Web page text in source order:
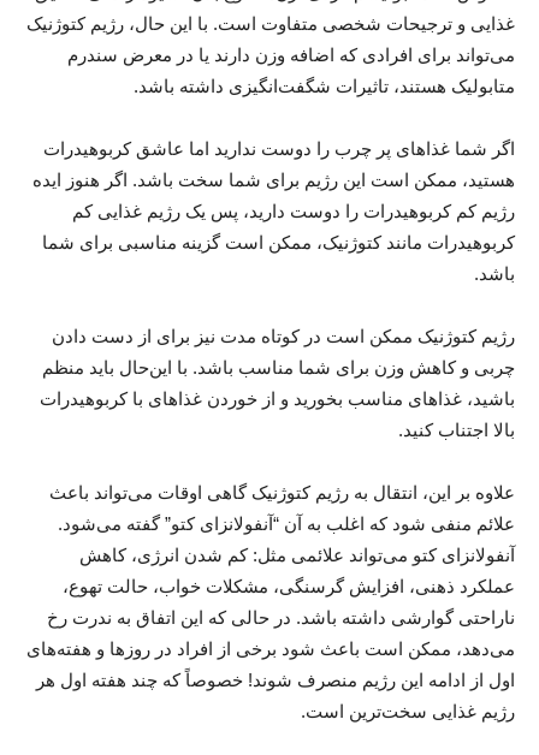
غذایی و ترجیحات شخصی متفاوت است. با این حال، رژیم کتوژنیک
می‌تواند برای افرادی که اضافه وزن دارند یا در معرض سندرم
متابولیک هستند، تاثیرات شگفت‌انگیزی داشته باشد.
اگر شما غذاهای پر چرب را دوست ندارید اما عاشق کربوهیدرات
هستید، ممکن است این رژیم برای شما سخت باشد. اگر هنوز ایده
رژیم کم کربوهیدرات را دوست دارید، پس یک رژیم غذایی کم
کربوهیدرات مانند کتوژنیک، ممکن است گزینه مناسبی برای شما
باشد.
رژیم کتوژنیک ممکن است در کوتاه مدت نیز برای از دست دادن
چربی و کاهش وزن برای شما مناسب باشد. با این‌حال باید منظم
باشید، غذاهای مناسب بخورید و از خوردن غذاهای با کربوهیدرات
بالا اجتناب کنید.
علاوه بر این، انتقال به رژیم کتوژنیک گاهی اوقات می‌تواند باعث
علائم منفی شود که اغلب به آن “آنفولانزای کتو” گفته می‌شود.
آنفولانزای کتو می‌تواند علائمی مثل: کم شدن انرژی، کاهش
عملکرد ذهنی، افزایش گرسنگی، مشکلات خواب، حالت تهوع،
ناراحتی گوارشی داشته باشد. در حالی که این اتفاق به ندرت رخ
می‌دهد، ممکن است باعث شود برخی از افراد در روزها و هفته‌های
اول از ادامه این رژیم منصرف شوند! خصوصاً که چند هفته اول هر
رژیم غذایی سخت‌ترین است.